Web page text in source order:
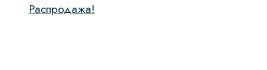
Распродажа!